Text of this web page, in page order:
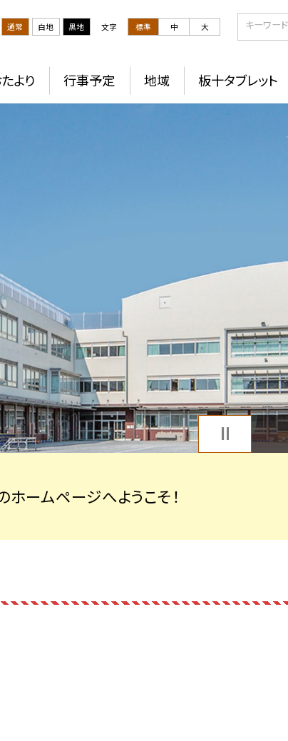
通常 白地 黒地 文字 標準 中 大
より 行事予定 地域 板十タブレット
ームページへようこそ！